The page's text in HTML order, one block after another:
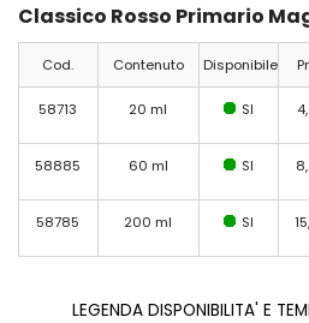
Classico Rosso Primario
Cod. Contenuto Disponibile
58713 20 ml SI
58885 60 ml SI
58785 200 ml SI
LEGENDA DISPONIBILITA' E